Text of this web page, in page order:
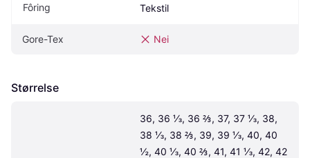
Fôring Tekstil
Gore-Tex Nei
Størrelse
36, 36 ⅓, 36 ⅔, 37, 37 ⅓, 38,
38 ⅓, 38 ⅔, 39, 39 ⅓, 40, 40
½, 40 ⅓, 40 ⅔, 41, 41 ⅓, 42, 42